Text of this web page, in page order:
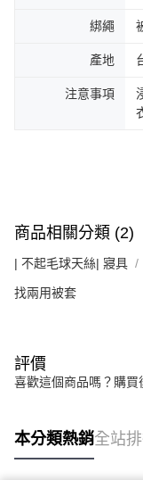
綁繩
產地
注意事項
商品相關分類 (2)
| 不起毛球天絲| 寢具
找兩用被套
評價
喜歡這個商品嗎？購買
本分類熱銷全站